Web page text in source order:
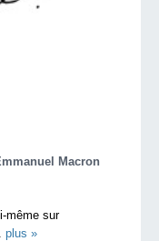
Macron
même sur
plus »